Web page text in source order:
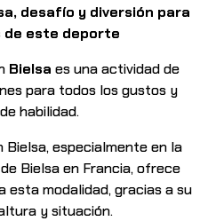
desafío y diversión para
de este deporte
Bielsa es una actividad de
para todos losgustos y
habilidad.
Bielsa, especialmente en la
Bielsa en Francia,ofrece
esta modalidad, gracias a su
y situación.